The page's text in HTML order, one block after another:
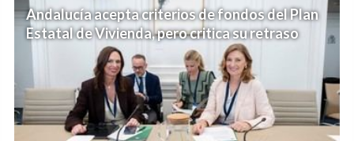
Andalucía acepta criterios de fondos del Plan
Estatal de Vivienda, pero critica su retraso